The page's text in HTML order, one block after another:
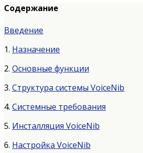
Содержание
Введение
1. Назначение
2. Основные функции
3. Структура системы VoiceNib
4. Системные требования
5. Инсталляция VoiceNib
6. Настройка VoiceNib